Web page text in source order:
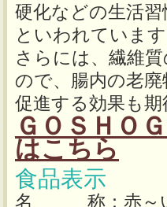
硬化などの生活
といわれていま
さらには、繊維
ので、腸内の老
促進する効果も
ＧＯＳＨＯ
はこちら
食品表示
名 称：赤～い